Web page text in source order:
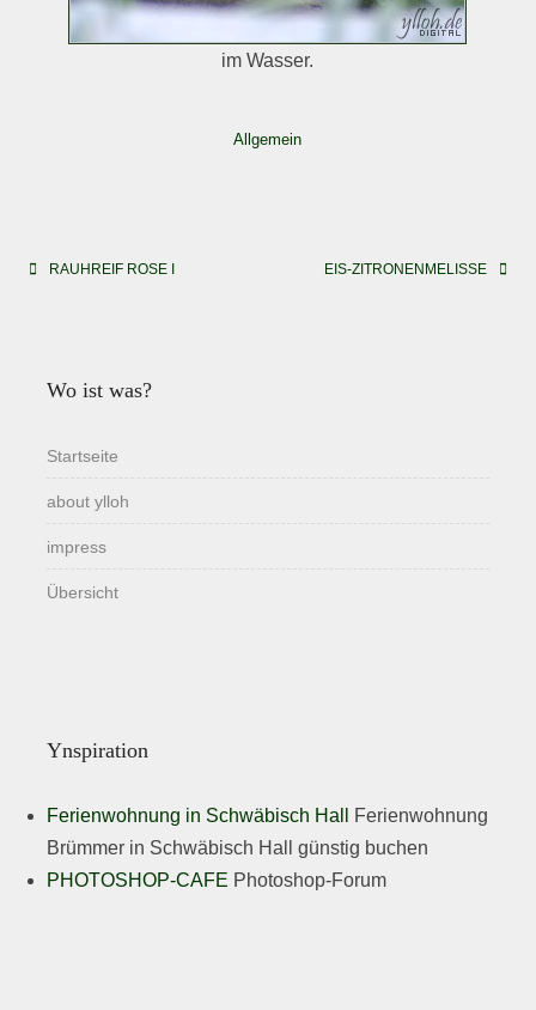
im Wasser.
Allgemein
Beitragsnavigation
RAUHREIF ROSE I EIS-ZITRONENMELISSE
Wo ist was?
Startseite
about ylloh
impress
Übersicht
Ynspiration
Ferienwohnung in Schwäbisch Hall
Ferienwohnung
Brümmer in Schwäbisch Hall günstig buchen
PHOTOSHOP-CAFE Photoshop-Forum